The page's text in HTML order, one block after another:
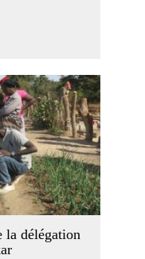
la délégation